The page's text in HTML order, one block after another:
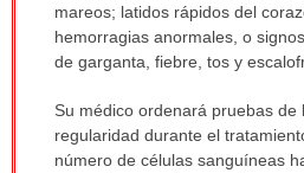
mareos; latidos rápidos del
hemorragias anormales, o
de garganta, fiebre, tos y
Su médico ordenará pruebas de
regularidad durante el
número de células sanguíneas